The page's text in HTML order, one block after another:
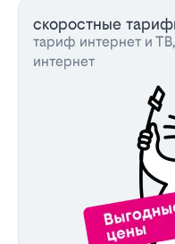
скоростные
тариф интернет и
интернет